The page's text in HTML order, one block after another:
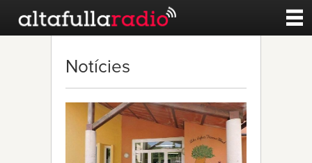
Esports
Notícies